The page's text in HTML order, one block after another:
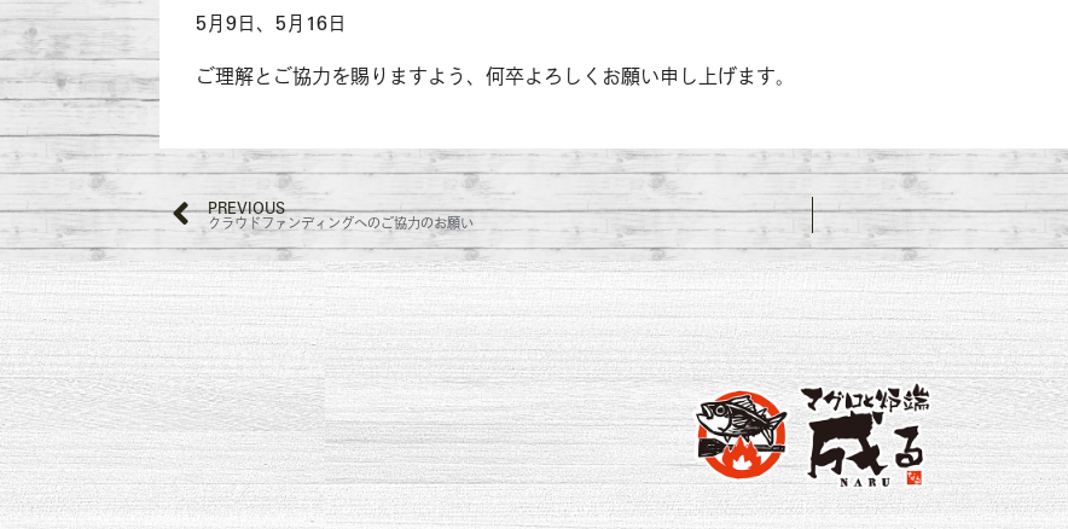
5月9日、5月16日
ご理解とご協力を賜りますよう、何卒よろしくお願い申し上げます。
PREVIOUS
クラウドファンディングへのご協力のお願い